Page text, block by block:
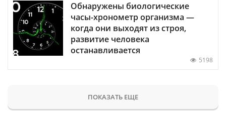
Обнаружены биологические
часы-хронометр организма —
когда они выходят из строя,
развитие человека
останавливается
5198
ПОКАЗАТЬ ЕЩЕ